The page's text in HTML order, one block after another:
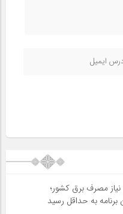
نیاز مصرف برق کشور؛
به حداقل رسید